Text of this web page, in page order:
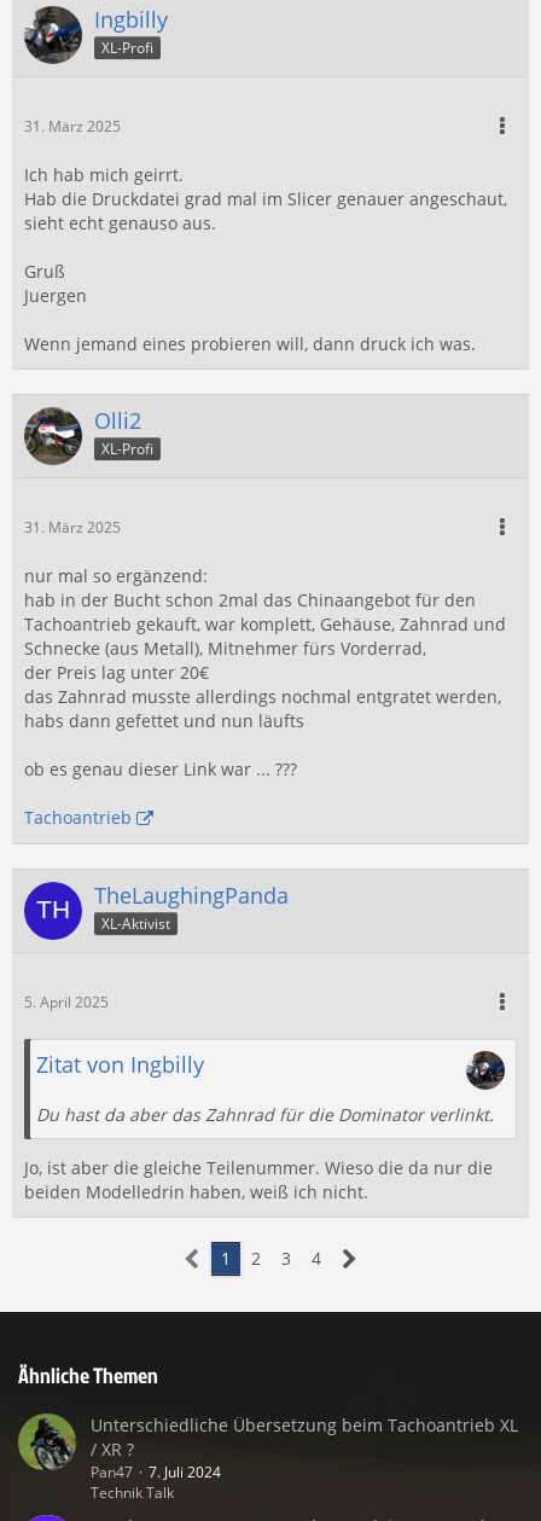
Ingbilly
XL-Profi
31. März 2025
Ich hab mich geirrt.
Hab die Druckdatei grad mal im Slicer genauer angeschaut,
sieht echt genauso aus.
Gruß
Juergen
Wenn jemand eines probieren will, dann druck ich was.
Olli2
XL-Profi
31. März 2025
nur mal so ergänzend:
hab in der Bucht schon 2mal das Chinaangebot für den
Tachoantrieb gekauft, war komplett, Gehäuse, Zahnrad und
Schnecke (aus Metall), Mitnehmer fürs Vorderrad,
der Preis lag unter 20€
das Zahnrad musste allerdings nochmal entgratet werden,
habs dann gefettet und nun läufts
ob es genau dieser Link war ... ???
Tachoantrieb
TheLaughingPanda
XL-Aktivist
5. April 2025
Zitat von Ingbilly
Du hast da aber das Zahnrad für die Dominator verlinkt.
Jo, ist aber die gleiche Teilenummer. Wieso die da nur die
beiden Modelledrin haben, weiß ich nicht.
1 2 3 4
Ähnliche Themen
Unterschiedliche Übersetzung beim Tachoantrieb XL
/ XR ?
Pan47
7. Juli 2024
Technik Talk